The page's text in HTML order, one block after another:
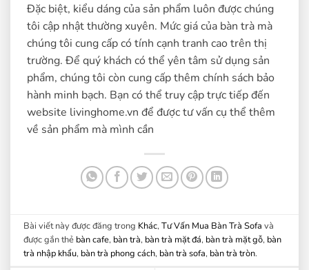
Đặc biệt, kiểu dáng của sản phẩm luôn được chúng
tôi cập nhật thường xuyên. Mức giá của bàn trà mà
chúng tôi cung cấp có tính cạnh tranh cao trên thị
trường. Để quý khách có thể yên tâm sử dụng sản
phẩm, chúng tôi còn cung cấp thêm chính sách bảo
hành minh bạch. Bạn có thể truy cập trực tiếp đến
website livinghome.vn để được tư vấn cụ thể thêm
về sản phẩm mà mình cần
Bài viết này được đăng trong Khác,Tư Vấn Mua Bàn Trà Sofa và
được gắn thẻ bàn cafe, bàn trà, bàn trà mặt đá, bàn trà mặt gỗ, bàn
trà nhập khẩu, bàn trà phong cách, bàn trà sofa, bàn trà tròn.